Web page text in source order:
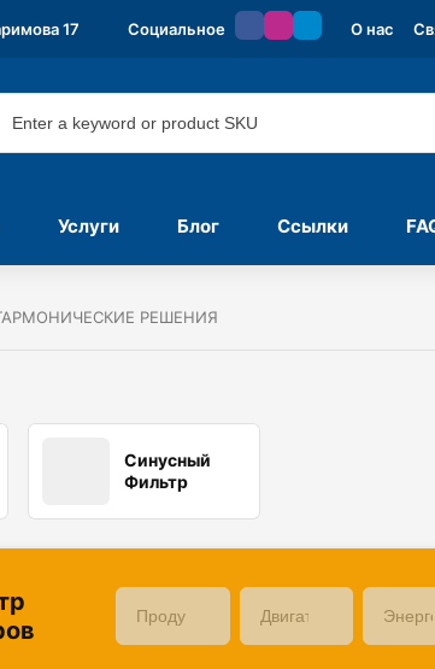
17 Социальное О нас
Услуги Блог Ссылки
РЕШЕНИЯ
Синусный
Фильтр